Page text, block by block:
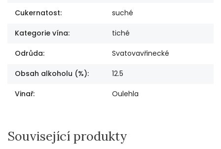
Cukernatost: suché
Kategorie vína: tiché
Odrůda: Svatovavřinecké
Obsah alkoholu (%): 12.5
Vinař: Oulehla
Související produkty